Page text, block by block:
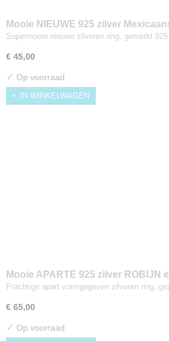
Mooie NIEUWE 925 zilver
Maat 19
Supermooie nieuwe zilveren ring, gemerkt
€ 45,00
✓ Op voorraad
IN WINKELWAGEN
Mooie APARTE 925 zilver ROBIJN
Maat 17
Prachtige apart vormgegeven zilveren ring,
€ 65,00
✓ Op voorraad